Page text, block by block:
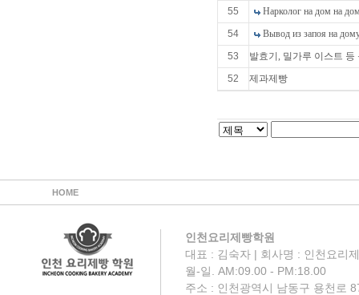
55
Нарколог на дом на
54
Вывод из запоя на
53
발효기, 밀가루 이스트 등
52
제과제빵
HOME
인천요리제빵학원
대표 : 김숙자 | 회사명 : 인천요리
월-일. AM:09.00 - PM:18.00
주소 : 인천광역시 남동구 용천로